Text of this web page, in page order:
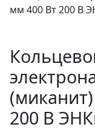
мм 400 Вт 200 В
200 В